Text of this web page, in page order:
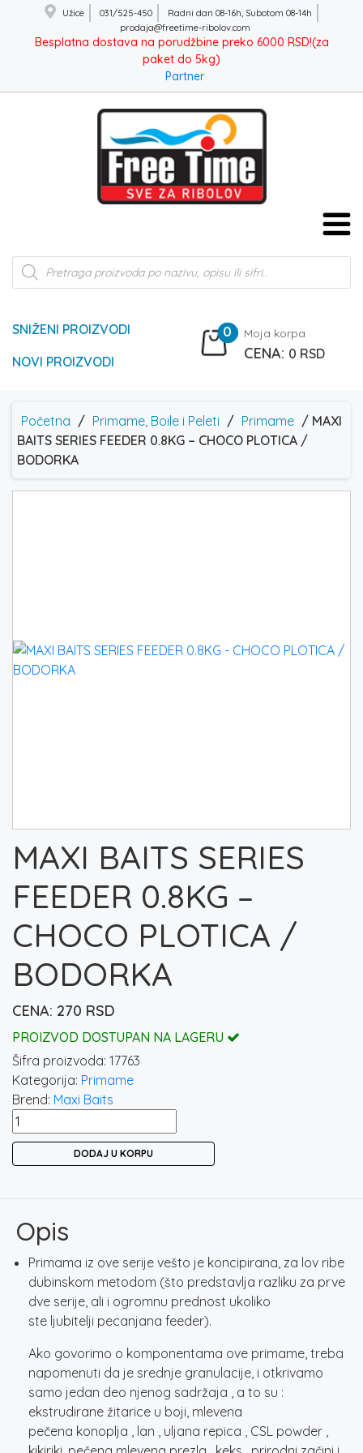
Užice 031/525-450
Radni dan 08-16h, Subotom 08-14h
prodaja@freetime-ribolov.com
Besplatna dostava na porudžbine preko 6000 RSD!(za
paket do 5kg)
Partner
Products
search
SNIŽENI PROIZVODI
NOVI PROIZVODI
0 Moja korpa
0 RSD
Početna / Primame, Boile i Peleti / Primame / MAXI
BAITS SERIES FEEDER 0.8KG – CHOCO PLOTICA /
BODORKA
MAXI BAITS SERIES
FEEDER 0.8KG –
CHOCO PLOTICA /
BODORKA
270 RSD
PROIZVOD DOSTUPAN NA LAGERU
Šifra proizvoda: 17763
Kategorija: Primame
Brend: Maxi Baits
MAXI
BAITS
CHOCO
PLOTICA
BODORKA
količina
DODAJ U KORPU
Opis
Primama iz ove serije vešto je koncipirana, za lov ribe
dubinskom metodom (što predstavlja razliku za prve
dve serije, ali i ogromnu prednost ukoliko
ste ljubitelji pecanjana feeder).
Ako govorimo o komponentama ove primame, treba
napomenuti da je srednje granulacije, i otkrivamo
samo jedan deo njenog sadržaja , a to su :
ekstrudirane žitarice u boji, mlevena
pečena konoplja , lan , uljana repica , CSL powder ,